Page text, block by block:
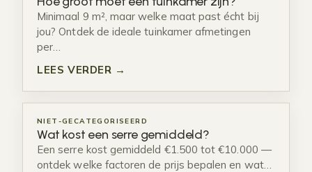
Minimaal 9 m², maar welke maat past écht bij
jou? Ontdek de ideale tuinkamer afmetingen
per…
LEES VERDER →
NIET-GECATEGORISEERD
Wat kost een serre gemiddeld?
Een serre kost gemiddeld €1.500 tot €10.000 —
ontdek welke factoren de prijs bepalen en wat…